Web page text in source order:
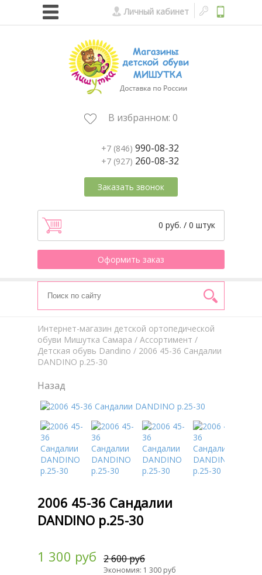
Личный кабинет
В избранном: 0
+7 (846) 990-08-32
+7 (927) 260-08-32
Заказать звонок
0 руб. / 0 штук
Оформить заказ
Интернет-магазин детской ортопедической
обуви Мишутка Самара / Aссортимент /
Детская обувь Dandino / 2006 45-36 Сандалии
DANDINO р.25-30
Назад
2006 45-36 Сандалии
DANDINO р.25-30
1 300 руб 2 600 руб
Экономия: 1 300 руб